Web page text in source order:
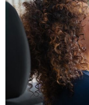
Segurança